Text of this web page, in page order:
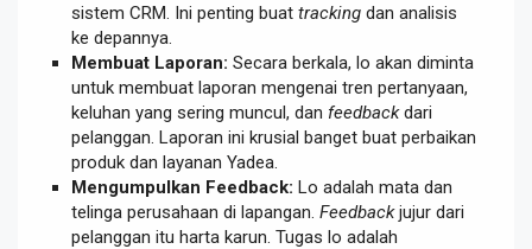
sistem CRM. Ini penting buat tracking dan analisis
ke depannya.
Membuat Laporan: Secara berkala, lo akan diminta
untuk membuat laporan mengenai tren pertanyaan,
keluhan yang sering muncul, dan feedbackdari
pelanggan. Laporan ini krusial banget buat perbaikan
produk dan layanan Yadea.
Mengumpulkan Feedback: Lo adalah mata dan
telinga perusahaan di lapangan. Feedbackjujur dari
pelanggan itu harta karun. Tugas lo adalah